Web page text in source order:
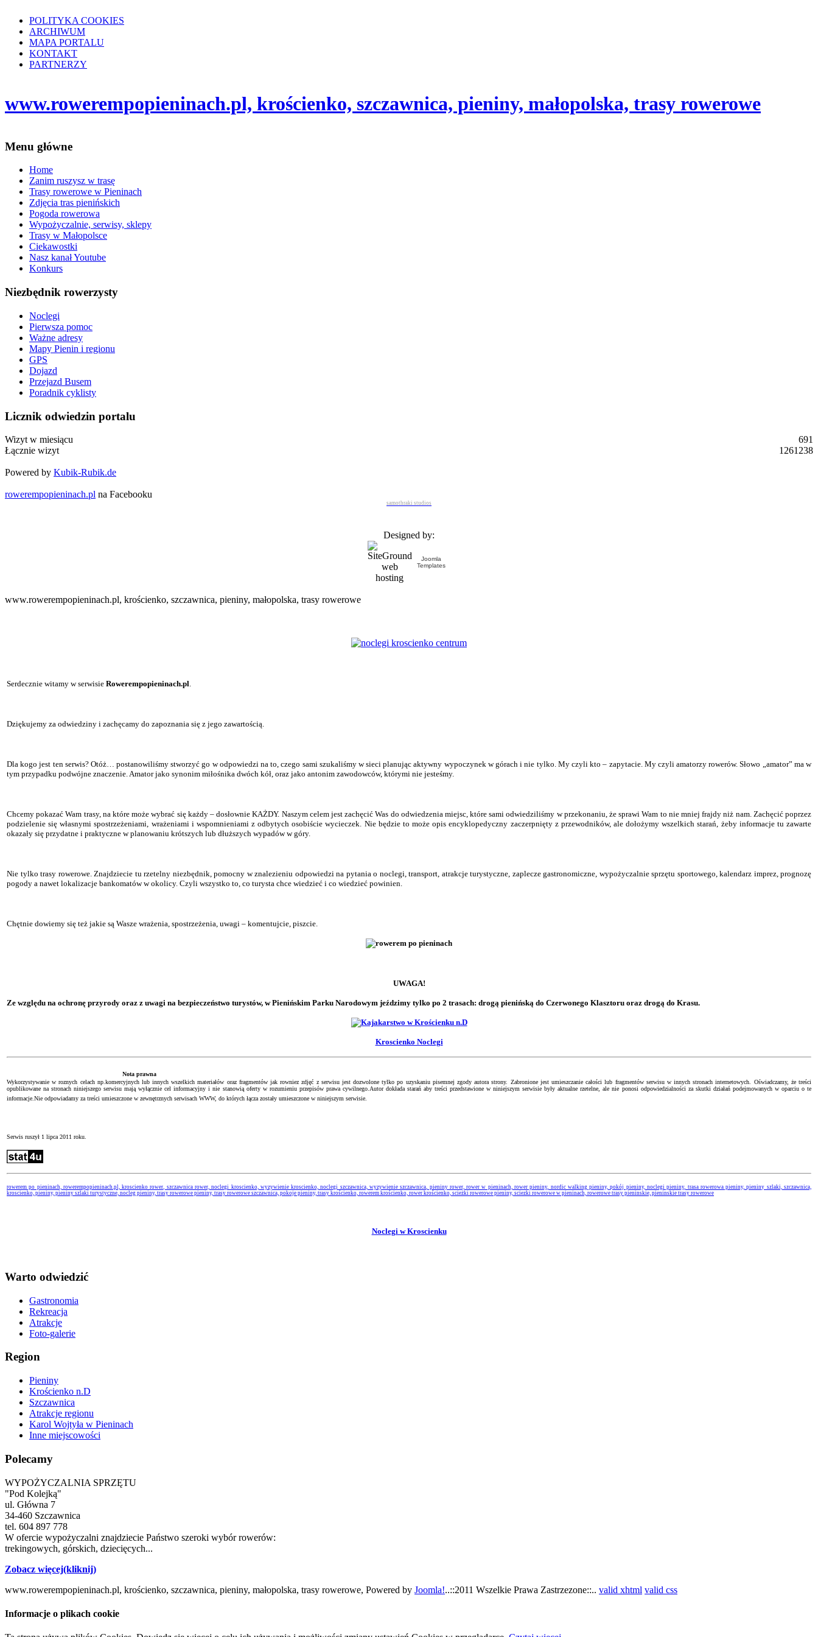
POLITYKA COOKIES
ARCHIWUM
MAPA PORTALU
KONTAKT
PARTNERZY
www.rowerempopieninach.pl, krościenko, szczawnica, pieniny, małopolska, trasy rowerowe
Menu główne
Home
Zanim ruszysz w trasę
Trasy rowerowe w Pieninach
Zdjęcia tras pienińskich
Pogoda rowerowa
Wypożyczalnie, serwisy, sklepy
Trasy w Małopolsce
Ciekawostki
Nasz kanał Youtube
Konkurs
Niezbędnik rowerzysty
Noclegi
Pierwsza pomoc
Ważne adresy
Mapy Pienin i regionu
GPS
Dojazd
Przejazd Busem
Poradnik cyklisty
Licznik odwiedzin portalu
Wizyt w miesiącu
691
Łącznie wizyt
1261238
Powered by Kubik-Rubik.de
rowerempopieninach.pl na Facebooku
samothraki studios
Designed by:
Joomla
Templates
www.rowerempopieninach.pl, krościenko, szczawnica, pieniny, małopolska, trasy rowerowe
Serdecznie witamy w serwisie Rowerempopieninach.pl.
Dziękujemy za odwiedziny i zachęcamy do zapoznania się z jego zawartością.
Dla kogo jest ten serwis? Otóż… postanowiliśmy stworzyć go w odpowiedzi na to, czego sami szukaliśmy w sieci planując aktywny wypoczynek w górach i nie tylko. My czyli kto – zapytacie. My czyli amatorzy rowerów. Słowo „amator” ma w
tym przypadku podwójne znaczenie. Amator jako synonim miłośnika dwóch kół, oraz jako antonim zawodowców, którymi nie jesteśmy.
Chcemy pokazać Wam trasy, na które może wybrać się każdy – dosłownie KAŻDY. Naszym celem jest zachęcić Was do odwiedzenia miejsc, które sami odwiedziliśmy w przekonaniu, że sprawi Wam to nie mniej frajdy niż nam. Zachęcić poprzez
podzielenie się własnymi spostrzeżeniami, wrażeniami i wspomnieniami z odbytych osobiście wycieczek. Nie będzie to może opis encyklopedyczny zaczerpnięty z przewodników, ale dołożymy wszelkich starań, żeby informacje tu zawarte
okazały się przydatne i praktyczne w planowaniu krótszych lub dłuższych wypadów w góry.
Nie tylko trasy rowerowe. Znajdziecie tu rzetelny niezbędnik, pomocny w znalezieniu odpowiedzi na pytania o noclegi, transport, atrakcje turystyczne, zaplecze gastronomiczne, wypożyczalnie sprzętu sportowego, kalendarz imprez, prognozę
pogody a nawet lokalizacje bankomatów w okolicy. Czyli wszystko to, co turysta chce wiedzieć i co wiedzieć powinien.
Chętnie dowiemy się też jakie są Wasze wrażenia, spostrzeżenia, uwagi – komentujcie, piszcie.
UWAGA!
Ze względu na ochronę przyrody oraz z uwagi na bezpieczeństwo turystów, w Pienińskim Parku Narodowym jeździmy tylko po 2 trasach: drogą pienińską do Czerwonego Klasztoru oraz drogą do Krasu.
Kroscienko Noclegi
Nota prawna
Wykorzystywanie w roznych celach np.komercyjnych lub innych wszelkich materiałów oraz fragmentów jak rowniez zdjęć z serwisu jest dozwolone tylko po uzyskaniu pisemnej zgody autora strony. Zabronione jest umieszczanie całości lub fragmentów serwisu w innych stronach internetowych. Oświadczamy, że treści
opublikowane na stronach niniejszego serwisu mają wyłącznie cel informacyjny i nie stanowią oferty w rozumieniu przepisów prawa cywilnego.Autor dokłada starań aby treści przedstawione w niniejszym serwisie były aktualne rzetelne, ale nie ponosi odpowiedzialności za skutki działań podejmowanych w oparciu o te
informacje.Nie odpowiadamy za treści umieszczone w zewnętrznych serwisach WWW, do których łącza zostały umieszczone w niniejszym serwisie.
Serwis ruszył 1 lipca 2011 roku.
rowerem po pieninach, rowerempopieninach.pl, kroscienko rower, szczawnica rower, noclegi kroscienko, wyzywienie kroscienko, noclegi szczawnica, wyzywienie szczawnica, pieniny rower, rower w pieninach, rower pieniny, nordic walking pieniny, pokój pieniny, noclegi pieniny, trasa rowerowa pieniny, pieniny szlaki, szczawnica,
kroscienko, pieniny, pieniny szlaki turystyczne, nocleg pieniny, trasy rowerowe pieniny, trasy rowerowe szczawnica, pokoje pieniny, trasy krościenko, rowerem krościenko, rower krościenko, scieżki rowerowe pieniny, sciezki rowerowe w pieninach, rowerowe trasy pieninskie, pieninskie trasy rowerowe
Noclegi w Kroscienku
Warto odwiedzić
Gastronomia
Rekreacja
Atrakcje
Foto-galerie
Region
Pieniny
Krościenko n.D
Szczawnica
Atrakcje regionu
Karol Wojtyła w Pieninach
Inne miejscowości
Polecamy
WYPOŻYCZALNIA SPRZĘTU
"Pod Kolejką"
ul. Główna 7
34-460 Szczawnica
tel. 604 897 778
W ofercie wypożyczalni znajdziecie Państwo szeroki wybór rowerów:
trekingowych, górskich, dziecięcych...
Zobacz więcej(kliknij)
www.rowerempopieninach.pl, krościenko, szczawnica, pieniny, małopolska, trasy rowerowe, Powered by Joomla!..::2011 Wszelkie Prawa Zastrzezone::.. valid xhtml valid css
Informacje o plikach cookie